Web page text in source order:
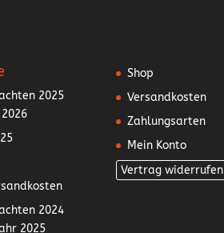
2025
2024
2025
Shop
Versandkosten
Zahlungsarten
Mein Konto
Vertrag widerrufen